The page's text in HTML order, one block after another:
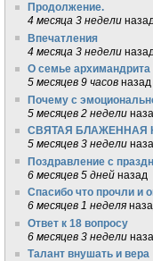
Продолжение.
4 месяца 3 недели назад
Впечатления
4 месяца 3 недели назад
О семье архимандрита
5 месяцев 9 часов назад
Почему с
5 месяцев 2 недели
СВЯТАЯ БЛАЖЕННАЯ
5 месяцев 3 недели
Поздравление с
6 месяцев 5 дней назад
Спасибо что прочли и
6 месяцев 1 неделя
Ответ к 18 вопросу
6 месяцев 3 недели
Талант внушать и вера